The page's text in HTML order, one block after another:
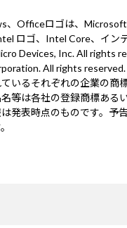
Officeロゴは、Microsoft
ロゴ、Intel Core、イン
Devices, Inc. All rights
All rights
いるそれぞれの企業の商
等は各社の登録商標あるい
発表時点のものです。予